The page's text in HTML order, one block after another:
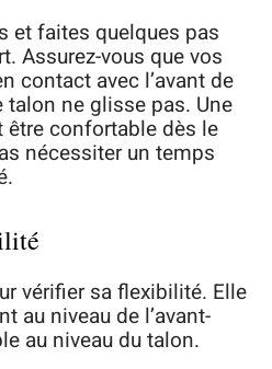
et faites quelques pas
Assurez-vous que vos
contact avec l’avant de
talon ne glisse pas. Une
être confortable dès le
nécessiter un temps
vérifier sa flexibilité. Elle
au niveau de l’avant-
au niveau du talon.